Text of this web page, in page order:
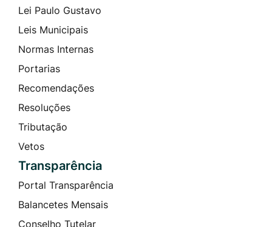
Lei Paulo Gustavo
Leis Municipais
Normas Internas
Portarias
Recomendações
Resoluções
Tributação
Vetos
Transparência
Portal Transparência
Balancetes Mensais
Conselho Tutelar